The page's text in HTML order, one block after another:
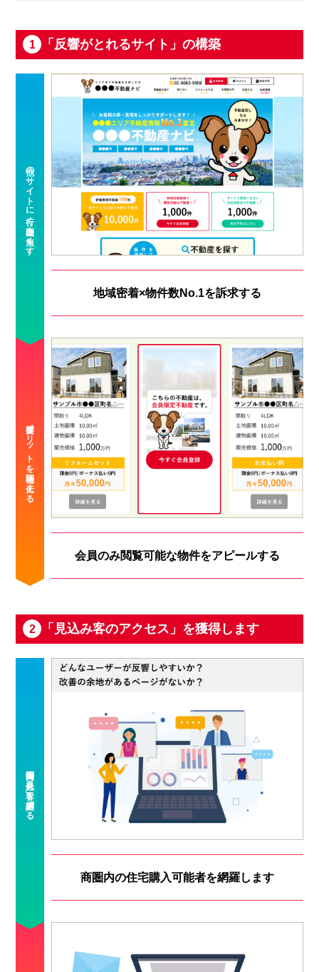
1 「反響がとれるサイト」の構築
地域密着×物件数No.1を訴求する
会員のみ閲覧可能な物件をアピールする
2 「見込み客のアクセス」を獲得します
商圏内の住宅購入可能者を網羅します